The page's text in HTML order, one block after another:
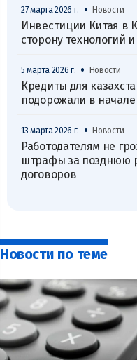
27 марта 2026 г. • Новости
Инвестиции Китая в
сторону технологий
5 марта 2026 г. • Новости
Кредиты для
подорожали в начале
13 марта 2026 г. • Новости
Работодателям не
штрафы за позднюю
договоров
Новости по теме